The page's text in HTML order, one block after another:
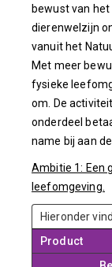
bewust van
dierenwelzijn
vanuit het
Met meer
fysieke
om. De
onderdeel
name bij aan
Ambitie 1: Een
leefomgeving.
Hieronder
Product